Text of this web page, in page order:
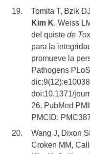
Tomita T, Bzik
Kim K, Weiss
del quiste de
para la
promueve la
Pathogens
doi:10.1371/
26. PubMed
PMCID:
Wang J, Dixon
Croken MM,